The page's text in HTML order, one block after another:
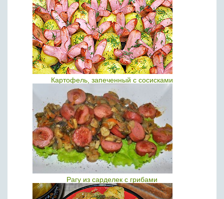
Картофель, запеченный с сосисками
Рагу из сарделек с грибами